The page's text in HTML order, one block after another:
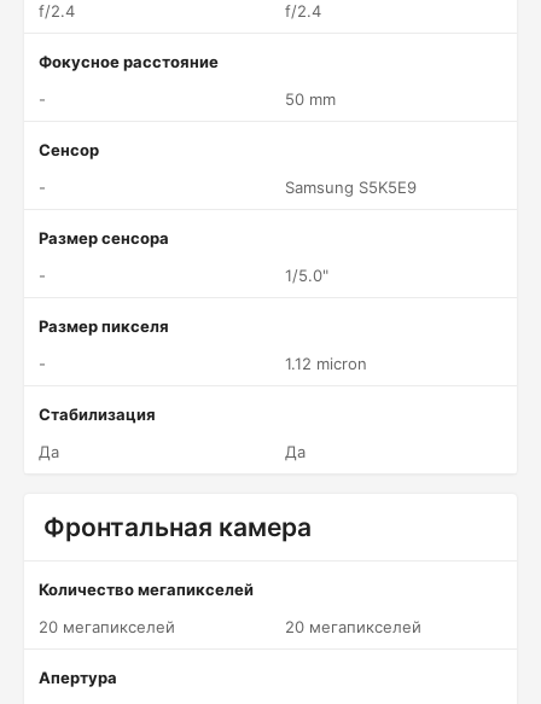
f/2.4
f/2.4
Фокусное расстояние
-
50 mm
Сенсор
-
Samsung S5K5E9
Размер сенсора
-
1/5.0"
Размер пикселя
-
1.12 micron
Стабилизация
Да
Да
Фронтальная камера
Количество мегапикселей
20 мегапикселей
20 мегапикселей
Апертура